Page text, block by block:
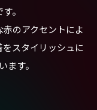
。
のアクセントによ
スタイリッシュに
ます。